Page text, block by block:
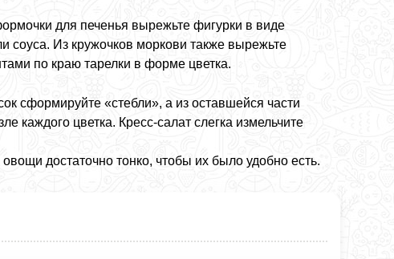
для печенья вырежьте фигурки в виде
соуса. Из кружочков моркови также вырежьте
по краю тарелки в форме цветка.
сформируйте «стебли», а из оставшейся части
каждого цветка. Кресс-салат слегка измельчите
достаточно тонко, чтобы их было удобно есть.